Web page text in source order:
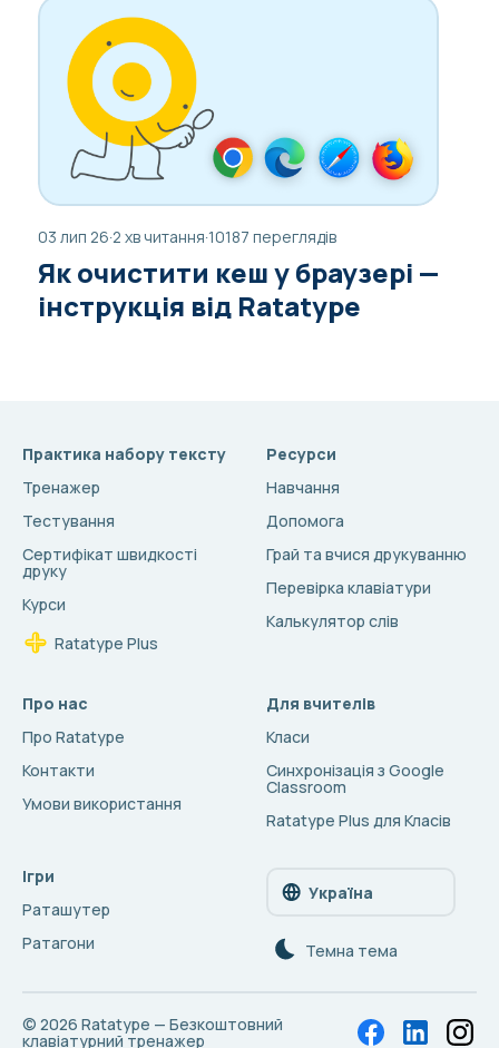
03 лип 26·2 хв читання·10187 переглядів
Як очистити кеш у браузері —
інструкція від Ratatype
Практика набору тексту
Тренажер
Тестування
Сертифікат швидкості
друку
Курси
Ratatype Plus
Ресурси
Навчання
Допомога
Грай та вчися друкуванню
Перевірка клавіатури
Калькулятор слів
Про нас
Про Ratatype
Контакти
Умови використання
Для вчителів
Класи
Синхронізація з Google
Classroom
Ratatype Plus для Класів
Ігри
Раташутер
Ратагони
Україна
Темна тема
© 2026 Ratatype — Безкоштовний
клавіатурний тренажер